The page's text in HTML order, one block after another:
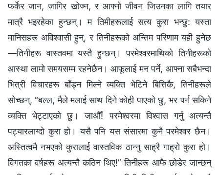
फर्केर जान, जागिर खोज्न, र आफ्नो जीवन जिउनका लागि तयार
मात्रै भइरहेका हुन्छन्। म तिमीहरूलाई सत्य कुरा भन्छु: यस्ता
मानिसहरू अविश्‍वासी हुन्, र तिनीहरूको अन्तिम परिणाम यही हुनेछ
—तिनीहरू वास्तवमा यस्तै हुन्छन्। परमेश्‍वरमाथिको तिनीहरूको
आस्था लामो समयसम्म रहनेछैन। आफूलाई मन पर्ने, आफ्ना सबैभन्दा
भित्री विचारहरू बाँड्न मिल्ने व्यक्ति भेटिने बित्तिकै, तिनीहरूले
सोच्छन्, “बल्‍ल, मैले मलाई साथ दिने कोही पाएको छु, भर पर्न सकिने
व्यक्ति भेट्टाएको छु। जाऔँ! परमेश्‍वरमा विश्‍वास गर्नु अत्यन्तै
पट्यारलाग्दो कुरा हो। यसै पनि यस संसारमा कुनै परमेश्‍वर छैन।
अस्तित्वमै नभएको कुरालाई वास्तविक ठान्नु साह्रै गाह्रो कुरा हो।
विगतका वर्षहरू अत्यन्तै कठिन थिए!” तिनीहरू आफै छोडेर जान्छन्